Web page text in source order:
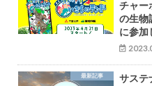
チャー
の生物
に参加
最新記事
サステ